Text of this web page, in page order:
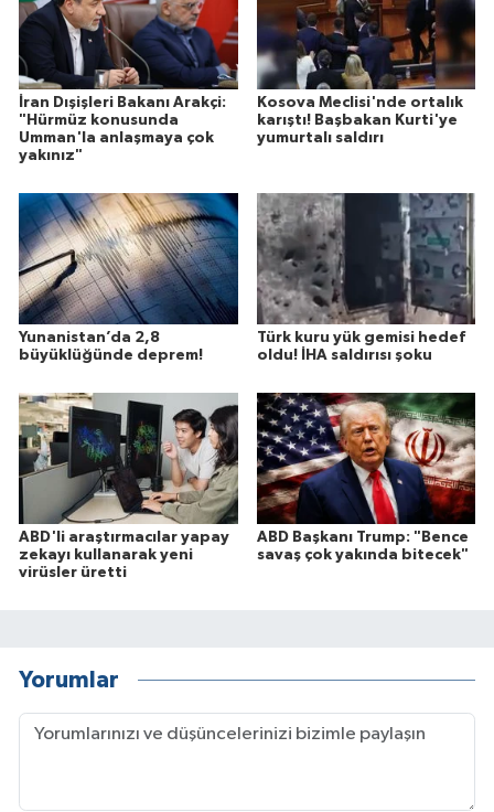
İran Dışişleri Bakanı Arakçi:
"Hürmüz konusunda
Umman'la anlaşmaya çok
yakınız"
Kosova Meclisi'nde ortalık
karıştı! Başbakan Kurti'ye
yumurtalı saldırı
Yunanistan’da 2,8
büyüklüğünde deprem!
Türk kuru yük gemisi hedef
oldu! İHA saldırısı şoku
ABD'li araştırmacılar yapay
zekayı kullanarak yeni
virüsler üretti
ABD Başkanı Trump: "Bence
savaş çok yakında bitecek"
Yorumlar